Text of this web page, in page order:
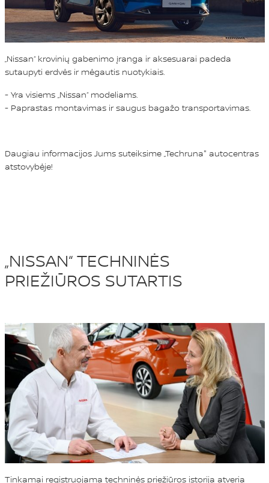
„Nissan“ krovinių gabenimo įranga ir aksesuarai padeda
sutaupyti erdvės ir mėgautis nuotykiais.
- Yra visiems „Nissan“ modeliams.
- Paprastas montavimas ir saugus bagažo transportavimas.
Daugiau informacijos Jums suteiksime „Techruna" autocentras
atstovybėje!
„NISSAN“ TECHNINĖS
PRIEŽIŪROS SUTARTIS
Tinkamai registruojama techninės priežiūros istorija atveria